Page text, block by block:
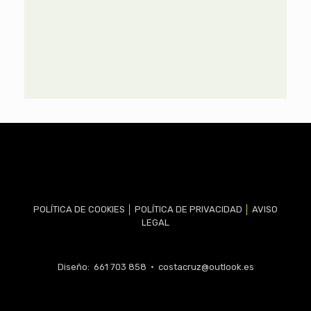
POLÍTICA DE COOKIES POLÍTICA DE PRIVACIDAD
AVISO
LEGAL
Diseño: 661 703 858 • costacruz@outlook.es